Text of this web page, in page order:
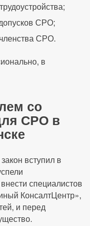
СРО;
СРО.
в
со
СРО в
вступил в
специалистов
КонсалтЦентр»,
и перед